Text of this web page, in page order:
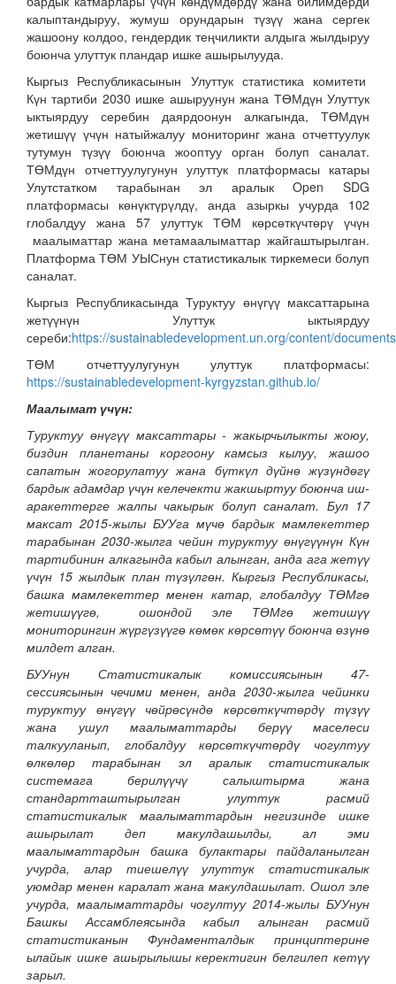
калыптандыруу, жумуш орундарын түзүү жана сергек
жашоону колдоо, гендердик теңчиликти алдыга жылдыруу
боюнча улуттук пландар ишке ашырылууда.
Кыргыз Республикасынын Улуттук статистика комитети
Күн тартиби 2030 ишке ашыруунун жана ТӨМдүн Улуттук
ыктыярдуу серебин даярдоонун алкагында, ТӨМдүн
жетишүү үчүн натыйжалуу мониторинг жана отчеттуулук
тутумун түзүү боюнча жооптуу орган болуп саналат.
ТӨМдүн отчеттуулугунун улуттук платформасы катары
Улутстатком тарабынан эл аралык Open SDG
платформасы көнүктүрүлдү, анда азыркы учурда 102
глобалдуу жана 57 улуттук ТӨМ көрсөткүчтөрү үчүн
маалыматтар жана метамаалыматтар жайгаштырылган.
Платформа ТӨМ УЫСнун статистикалык тиркемеси болуп
саналат.
Кыргыз Республикасында Туруктуу өнүгүү максаттарына
жетүүнүн Улуттук ыктыярдуу
сереби:https://sustainabledevelopment.un.org/content/
ТӨМ отчеттуулугунун улуттук платформасы:
https://sustainabledevelopment-kyrgyzstan.github.io/
Маалымат үчүн:
Туруктуу өнүгүү максаттары - жакырчылыкты жоюу,
биздин планетаны коргоону камсыз кылуу, жашоо
сапатын жогорулатуу жана бүткүл дүйнө жүзүндөгү
бардык адамдар үчүн келечекти жакшыртуу боюнча иш-
аракеттерге жалпы чакырык болуп саналат. Бул 17
максат 2015-жылы БУУга мүчө бардык мамлекеттер
тарабынан 2030-жылга чейин туруктуу өнүгүүнүн Күн
тартибинин алкагында кабыл алынган, анда ага жетүү
үчүн 15 жылдык план түзүлгөн. Кыргыз Республикасы,
башка мамлекеттер менен катар, глобалдуу ТӨМгө
жетишүүгө, ошондой эле ТӨМгө жетишүү
мониторингин жүргүзүүгө көмөк көрсөтүү боюнча өзүнө
милдет алган.
БУУнун Статистикалык комиссиясынын 47-
сессиясынын чечими менен, анда 2030-жылга чейинки
туруктуу өнүгүү чөйрөсүндө көрсөткүчтөрдү түзүү
жана ушул маалыматтарды берүү маселеси
талкууланып, глобалдуу көрсөткүчтөрдү чогултуу
өлкөлөр тарабынан эл аралык статистикалык
системага берилүүчү салыштырма жана
стандартташтырылган улуттук расмий
статистикалык маалыматтардын негизинде ишке
ашырылат деп макулдашылды, ал эми
маалыматтардын башка булактары пайдаланылган
учурда, алар тиешелүү улуттук статистикалык
уюмдар менен каралат жана макулдашылат. Ошол эле
учурда, маалыматтарды чогултуу 2014-жылы БУУнун
Башкы Ассамблеясында кабыл алынган расмий
статистиканын Фундаменталдык принциптерине
ылайык ишке ашырылышы керектигин белгилеп кетүү
зарыл.